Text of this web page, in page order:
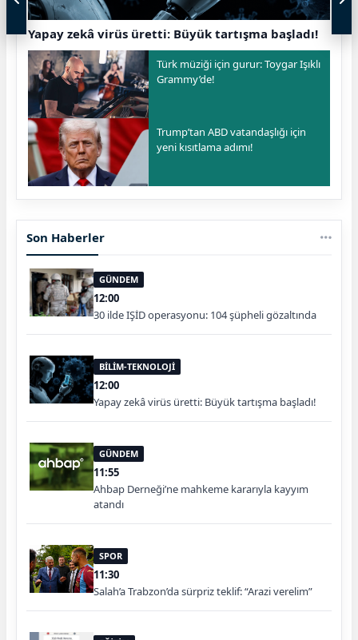
Yapay zekâ virüs üretti: Büyük tartışma başladı!
Türk müziği için gurur: Toygar Işıklı
Grammy’de!
Trump’tan ABD vatandaşlığı için
yeni kısıtlama adımı!
Son Haberler
GÜNDEM
12:00
30 ilde IŞİD operasyonu: 104 şüpheli gözaltında
BİLİM-TEKNOLOJİ
12:00
Yapay zekâ virüs üretti: Büyük tartışma başladı!
GÜNDEM
11:55
Ahbap Derneği’ne mahkeme kararıyla kayyım
atandı
SPOR
11:30
Salah’a Trabzon’da sürpriz teklif: “Arazi verelim”